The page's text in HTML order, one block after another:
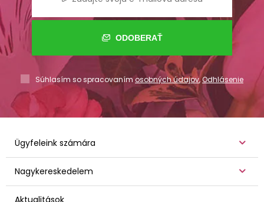
ODOBERAŤ
Súhlasím so spracovaním osobných údajov,Odhlásenie
Ügyfeleink számára
Nagykereskedelem
Aktualitások